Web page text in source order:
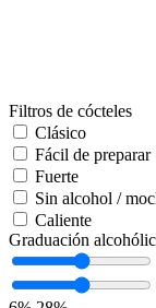
Filtros de cócteles
Clásico
Fácil de preparar
Fuerte
Sin alcohol /
Caliente
Graduación